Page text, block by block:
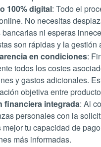
100% digital: Todo el
No necesitas
ni esperas
son rápidas y la gestión
en condiciones:
todos los costes
y gastos adicionales.
objetiva entre
financiera integrada: Al
personales con la
mejor tu capacidad de
más informadas.